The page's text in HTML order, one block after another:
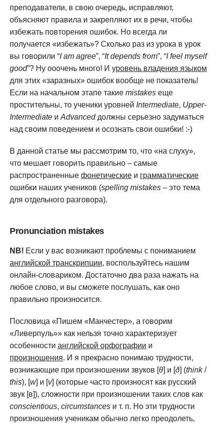
преподаватели, в свою очередь, исправляют,
объясняют правила и закрепляют их в речи, чтобы
избежать повторения ошибок. Но всегда ли
получается «избежать»? Сколько раз из урока в урок
вы говорили “I am agree”, “It depends from”, “I feel myself
good”? Ну ооочень много! И уровень владения языком
для этих «заразных» ошибок вообще не показатель!
Если на начальном этапе такие mistakes еще
простительны, то ученики уровней Intermediate, Upper-
Intermediate и Advancedдолжны серьезно задуматься
над своим поведением и осознать свои ошибки! :-)
В данной статье мы рассмотрим то, что «на слуху»,
что мешает говорить правильно – самые
распространенные фонетические и грамматические
ошибки наших учеников (spelling mistakes – это тема
для отдельного разговора).
Pronunciation mistakes
NB! Если у вас возникают проблемы с пониманием
английской транскрипции, воспользуйтесь нашим
онлайн-словариком. Достаточно два раза нажать на
любое слово, и вы сможете послушать, как оно
правильно произносится.
Пословица «Пишем «Манчестер», а говорим
«Ливерпуль»» как нельзя точно характеризует
особенности английской орфографии и
произношения. И я прекрасно понимаю трудности,
возникающие при произношении звуков [θ] и [ð] (think/
this), [w] и [v] (которые часто произносят как русский
звук [в]), сложности при произношении таких слов как
conscientious, circumstances и т. п. Но эти трудности
произношения ученикам обычно легко преодолеть,